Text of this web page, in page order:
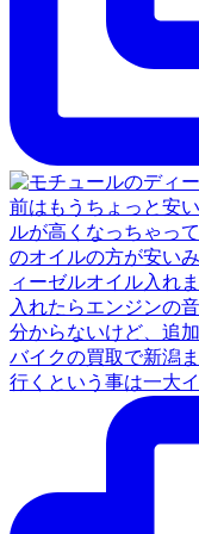
バイクの買取で新潟
行くという事は一大